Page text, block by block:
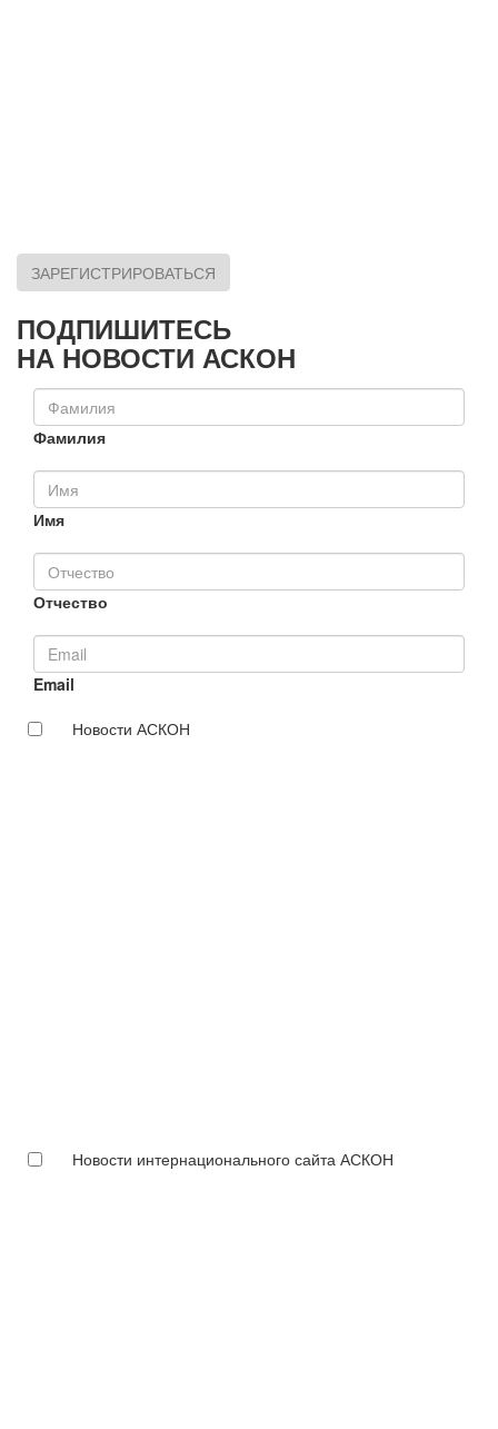
ЗАРЕГИСТРИРОВАТЬСЯ
ПОДПИШИТЕСЬ
НА НОВОСТИ АСКОН
Фамилия
Имя
Отчество
Email
Новости АСКОН
Новости интернационального сайта АСКОН